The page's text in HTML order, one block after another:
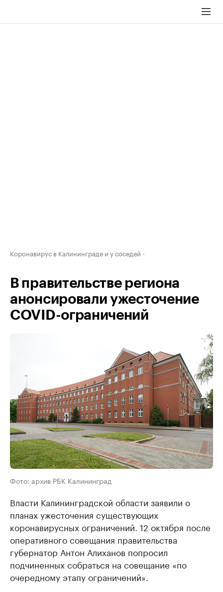
Коронавирус в Калининграде и у соседей
В правительстве региона
анонсировали ужесточение
COVID-ограничений
Фото: архив РБК Калининград
Власти Калининградской области заявили о
планах ужесточения существующих
коронавирусных ограничений. 12 октября после
оперативного совещания правительства
губернатор Антон Алиханов попросил
подчиненных собраться на совещание «по
очередному этапу ограничений».